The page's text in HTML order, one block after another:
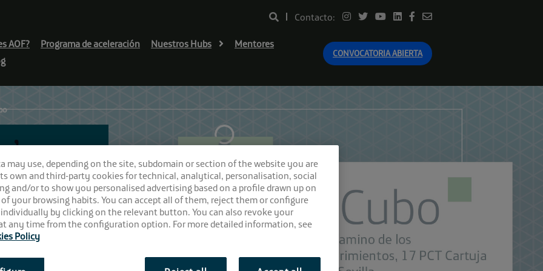
Contacto:
AOF? Programa de aceleración Nuestros Hubs
Mentores
CONVOCATORIA ABIERTA
con
en El
may use, depending on the site, subdomain or section of the website you are
own and third-party cookies for technical, analytical, personalisation, social
and/or to show you personalised advertising based on a profile drawn up on
your browsing habits. You can accept all of them, reject them or configure
by clicking on the relevant button. You can also revoke your
any time from the configuration option. For more detailed information, see
Policy